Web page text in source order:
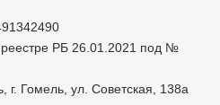
реестре РБ 26.01.2021 под №
Гомель, ул. Советская, 138а